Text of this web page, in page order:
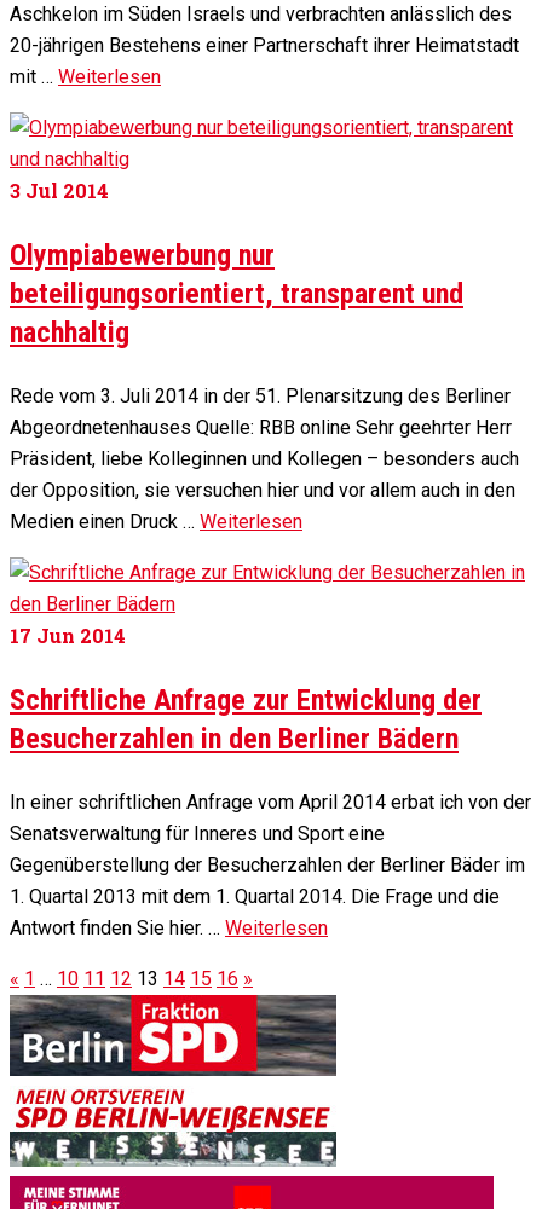
Aschkelon im Süden Israels und verbrachten anlässlich des
20-jährigen Bestehens einer Partnerschaft ihrer Heimatstadt
mit … Weiterlesen
3 Jul 2014
Olympiabewerbung nur
beteiligungsorientiert, transparent und
nachhaltig
Rede vom 3. Juli 2014 in der 51. Plenarsitzung des Berliner
Abgeordnetenhauses Quelle: RBB online Sehr geehrter Herr
Präsident, liebe Kolleginnen und Kollegen – besonders auch
der Opposition, sie versuchen hier und vor allem auch in den
Medien einen Druck … Weiterlesen
17 Jun 2014
Schriftliche Anfrage zur Entwicklung der
Besucherzahlen in den Berliner Bädern
In einer schriftlichen Anfrage vom April 2014 erbat ich von der
Senatsverwaltung für Inneres und Sport eine
Gegenüberstellung der Besucherzahlen der Berliner Bäder im
1. Quartal 2013 mit dem 1. Quartal 2014. Die Frage und die
Antwort finden Sie hier. … Weiterlesen
« 1 … 10 11 12 13 14 15 16 »